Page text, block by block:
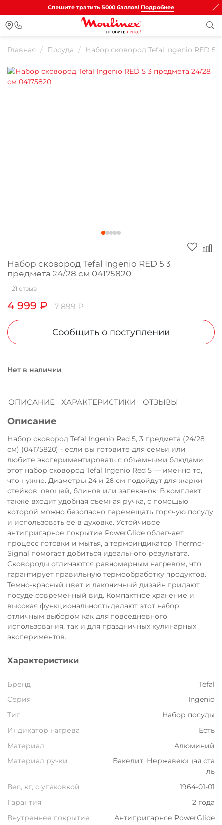
Спешите тратить 5000 баллов! Подробнее
Главная Посуда Набор сковород Tefal Ingenio RED 5
Набор сковород Tefal Ingenio RED 5 3
предмета 24/28 см 04175820
21 отзыв
4 999 ₽ 7 899 ₽
Сообщить о поступлении
Нет в наличии
ОПИСАНИЕ ХАРАКТЕРИСТИКИ ОТЗЫВЫ
Описание
Набор сковород Tefal Ingenio Red 5, 3 предмета (24/28
см) (04175820) - если вы готовите для семьи или
любите экспериментировать с объемными блюдами,
этот набор сковород Tefal Ingenio Red 5 — именно то,
что нужно. Диаметры 24 и 28 см подойдут для жарки
стейков, овощей, блинов или запеканок. В комплект
также входит удобная съемная ручка, с помощью
которой можно безопасно перемещать горячую посуду
и использовать ее в духовке. Устойчивое
антипригарное покрытие PowerGlide облегчает
процесс готовки и мытья, а термоиндикатор Thermo-
Signal помогает добиться идеального результата.
Сковороды отличаются равномерным нагревом, что
гарантирует правильную термообработку продуктов.
Темно-красный цвет и лаконичный дизайн придают
посуде современный вид. Компактное хранение и
высокая функциональность делают этот набор
отличным выбором как для повседневного
использования, так и для праздничных кулинарных
экспериментов.
Характеристики
Бренд
Tefal
Серия
Ingenio
Тип
Набор посуды
Индикатор нагрева
Есть
Материал
Алюминий
Материал ручки
Бакелит, Нержавеющая ста
ль
Вес, кг, с упаковкой
1964-01-01
Гарантия
2 года
Внутреннее покрытие
Антипригарное PowerGlide
Для клиентов всех банков
Разбейте
% картой
Получайте товар
Оставшиеся75% будут
списыватьсяс вашей карты
Подробнее
25
раз в 2 недели
раз в 2 недели
Остались вопросы?
8 800 302-02-51
plait.ru